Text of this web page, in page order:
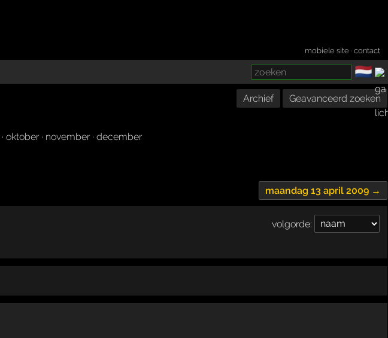
mobiele site ·contact
🇳🇱
Archief
Geavanceerd zoeken
· oktober · november · december
maandag 13 april 2009 →
volgorde: